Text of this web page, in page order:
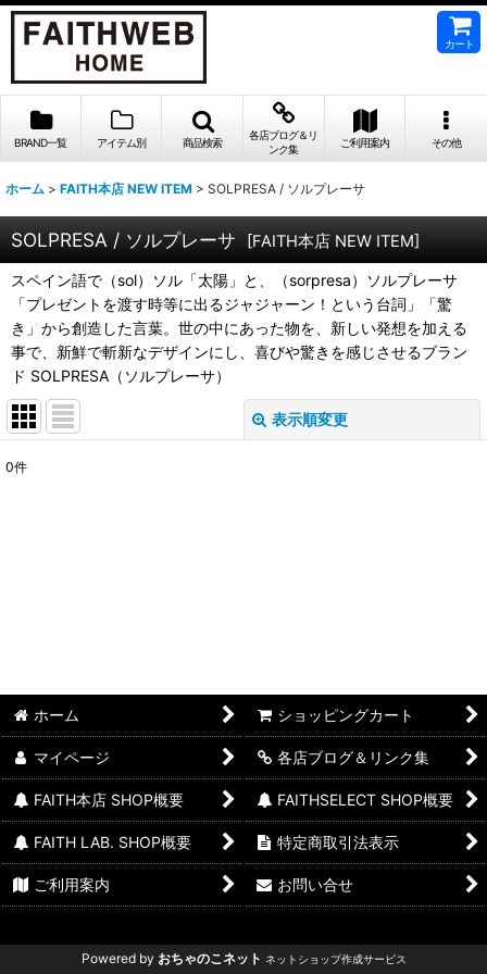
カート
BRAND一覧 アイテム別 商品検索
各店ブログ＆リ
ンク集
ご利用案内 その他
ホーム > FAITH本店 NEW ITEM > SOLPRESA / ソルプレーサ
SOLPRESA / ソルプレーサ [FAITH本店 NEW ITEM]
スペイン語で（sol）ソル「太陽」と、（sorpresa）ソルプレーサ
「プレゼントを渡す時等に出るジャジャーン！という台詞」「驚
き」から創造した言葉。世の中にあった物を、新しい発想を加える
事で、新鮮で斬新なデザインにし、喜びや驚きを感じさせるブラン
ド SOLPRESA（ソルプレーサ）
表示順変更
0件
ホーム ショッピングカート
マイページ 各店ブログ＆リンク集
FAITH本店 SHOP概要 FAITHSELECT SHOP概要
FAITH LAB. SHOP概要 特定商取引法表示
ご利用案内 お問い合せ
Powered by おちゃのこネット ネットショップ作成サービス